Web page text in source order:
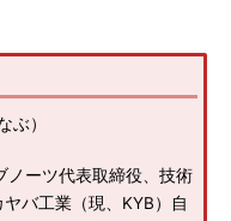
ぶ）
ノーツ代表取締役、技術
バ工業（現、KYB）自